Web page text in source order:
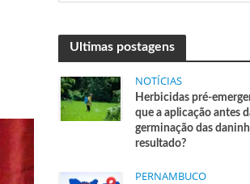
Ultimas postagens
NOTÍCIAS
Herbicidas pré-
que a aplicação antes
germinação das
resultado?
PERNAMBUCO